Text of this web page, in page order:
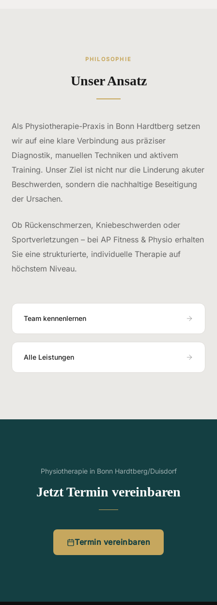
PHILOSOPHIE
Unser Ansatz
Als Physiotherapie-Praxis in Bonn Hardtberg setzen
wir auf eine klare Verbindung aus präziser
Diagnostik, manuellen Techniken und aktivem
Training. Unser Ziel ist nicht nur die Linderung akuter
Beschwerden, sondern die nachhaltige Beseitigung
der Ursachen.
Ob Rückenschmerzen, Kniebeschwerden oder
Sportverletzungen – bei AP Fitness & Physio erhalten
Sie eine strukturierte, individuelle Therapie auf
höchstem Niveau.
Team kennenlernen
Alle Leistungen
Physiotherapie in Bonn Hardtberg/Duisdorf
Jetzt Termin vereinbaren
Termin vereinbaren